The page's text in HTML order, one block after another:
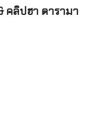
คลิปฮา ดารามา